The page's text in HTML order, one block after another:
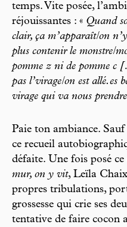
temps. Vite posée,
réjouissantes : « Quand
clair, ça m’apparaît/on
plus contenir le monstre/
pomme z ni de pomme c
pas l’virage/on est allé.es
virage qui va nous
Paie ton ambiance.
ce recueil
défaite. Une fois posé
mur, on y vit, Leïla
propres tribulations,
grossesse qui crie ses
tentative de faire cocon